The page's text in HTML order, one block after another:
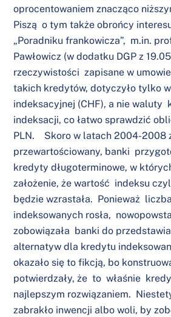
oprocentowaniem znacząco
Piszą o tym także obrońcy
„Poradniku frankowicza”, m.in.
Pawłowicz (w dodatku DGP z
rzeczywistości zapisane w
takich kredytów, dotyczyło tylko
indeksacyjnej (CHF), a nie waluty
indeksacji, co łatwo sprawdzić
PLN. Skoro w latach 2004-2008
przewartościowany, banki
kredyty długoterminowe, w
założenie, że wartość indeksu
będzie wzrastała. Ponieważ
indeksowanych rosła,
zobowiązała banki do
alternatyw dla kredytu
okazało się to fikcją, bo
potwierdzały, że to właśnie
najlepszym rozwiązaniem.
zabrakło inwencji albo woli, by